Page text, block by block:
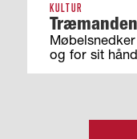
KULTUR
Træmanden
og for sit